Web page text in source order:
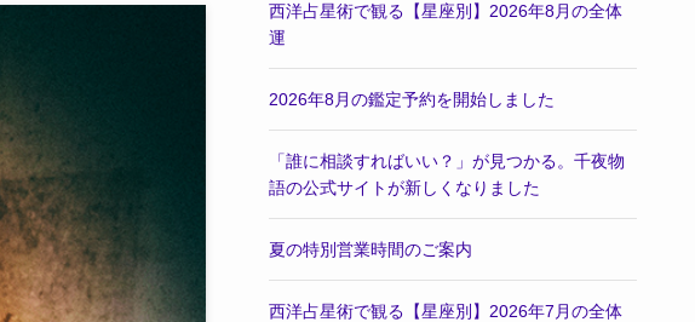
西洋占星術で観る【星座別】2026年8月の全体
運
2026年8月の鑑定予約を開始しました
「誰に相談すればいい？」が見つかる。千夜物
語の公式サイトが新しくなりました
夏の特別営業時間のご案内
西洋占星術で観る【星座別】2026年7月の全体